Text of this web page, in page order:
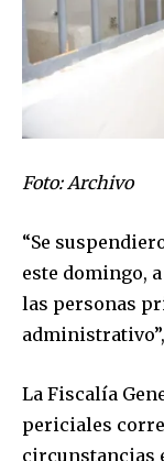
Únete a
respetamos tu
INBOX. Tu
Foto: Archivo
“Se
este domingo,
las personas
La Fiscalía
periciales
circunstancias